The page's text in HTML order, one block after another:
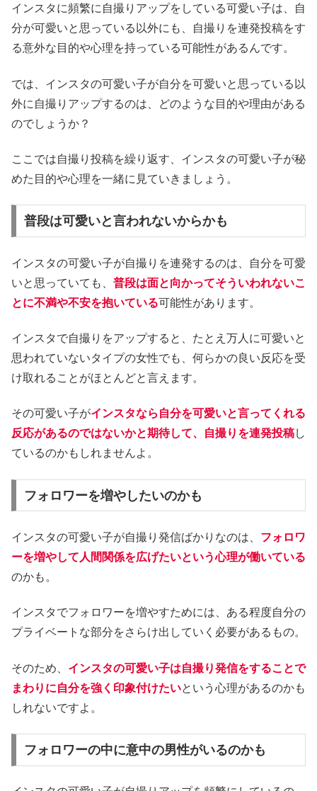
インスタに頻繁に自撮りアップをしている可愛い子は、自
分が可愛いと思っている以外にも、自撮りを連発投稿をす
る意外な目的や心理を持っている可能性があるんです。
では、インスタの可愛い子が自分を可愛いと思っている以
外に自撮りアップするのは、どのような目的や理由がある
のでしょうか？
ここでは自撮り投稿を繰り返す、インスタの可愛い子が秘
めた目的や心理を一緒に見ていきましょう。
普段は可愛いと言われないからかも
インスタの可愛い子が自撮りを連発するのは、自分を可愛
いと思っていても、 普段は面と向かってそういわれないこ
とに不満や不安を抱いている可能性があります。
インスタで自撮りをアップすると、たとえ万人に可愛いと
思われていないタイプの女性でも、何らかの良い反応を受
け取れることがほとんどと言えます。
その可愛い子がインスタなら自分を可愛いと言ってくれる
反応があるのではないかと期待して、自撮りを連発投稿し
ているのかもしれませんよ。
フォロワーを増やしたいのかも
インスタの可愛い子が自撮り発信ばかりなのは、 フォロワ
ーを増やして人間関係を広げたいという心理が働いている
のかも。
インスタでフォロワーを増やすためには、ある程度自分の
プライベートな部分をさらけ出していく必要があるもの。
そのため、 インスタの可愛い子は自撮り発信をすることで
まわりに自分を強く印象付けたいという心理があるのかも
しれないですよ。
フォロワーの中に意中の男性がいるのかも